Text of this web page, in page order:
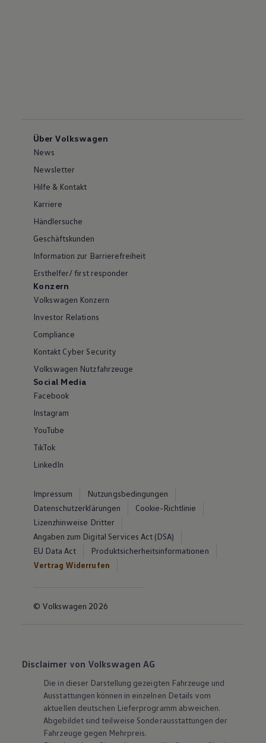
Über Volkswagen
News
Newsletter
Hilfe & Kontakt
Karriere
Händlersuche
Geschäftskunden
Information zur Barrierefreiheit
Ersthelfer/ first responder
Konzern
Volkswagen Konzern
Investor Relations
Compliance
Kontakt Cyber Security
Volkswagen Nutzfahrzeuge
Social Media
Facebook
Instagram
YouTube
TikTok
LinkedIn
Impressum
Nutzungsbedingungen
Datenschutzerklärungen
Cookie-Richtlinie
Lizenzhinweise Dritter
Angaben zum Digital Services Act (DSA)
EU Data Act
Produktsicherheitsinformationen
Vertrag Widerrufen
© Volkswagen 2026
Disclaimer von Volkswagen AG
Die in dieser Darstellung gezeigten Fahrzeuge und
Ausstattungen können in einzelnen Details vom
aktuellen deutschen Lieferprogramm abweichen.
Abgebildet sind teilweise Sonderausstattungen der
Fahrzeuge gegen Mehrpreis.